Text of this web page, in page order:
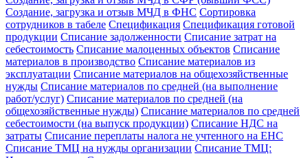
Создание, загрузка и отзыв МЧД в ФНС Сортировка
сотрудников в табеле Спецификация Спецификация готовой
продукции Списание задолженности Списание затрат на
себестоимость Списание малоценных объектов Списание
материалов в производство Списание материалов из
эксплуатации Списание материалов на общехозяйственные
нужды Списание материалов по средней (на выполнение
работ/услуг) Списание материалов по средней (на
общехозяйственные нужды) Списание материалов по средней
себестоимости (на выпуск продукции) Списание НДС на
затраты Списание переплаты налога не учтенного на ЕНС
Списание ТМЦ на нужды организации Списание ТМЦ: